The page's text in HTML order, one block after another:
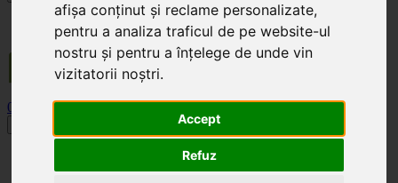
afișa conținut și reclame personalizate,
pentru a analiza traficul de pe website-ul
nostru și pentru a înțelege de unde vin
vizitatorii noștri.
Accept
Refuz
Transportul este GRATUIT pentru comenzile mai mari de 350 Lei. Comanda minimă în
valoare de 100 Lei. Expediere în 1 - 2 zile lucrătoare.
0
Categorii